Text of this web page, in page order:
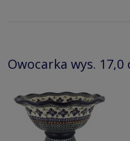
Owocarka wys. 17,0